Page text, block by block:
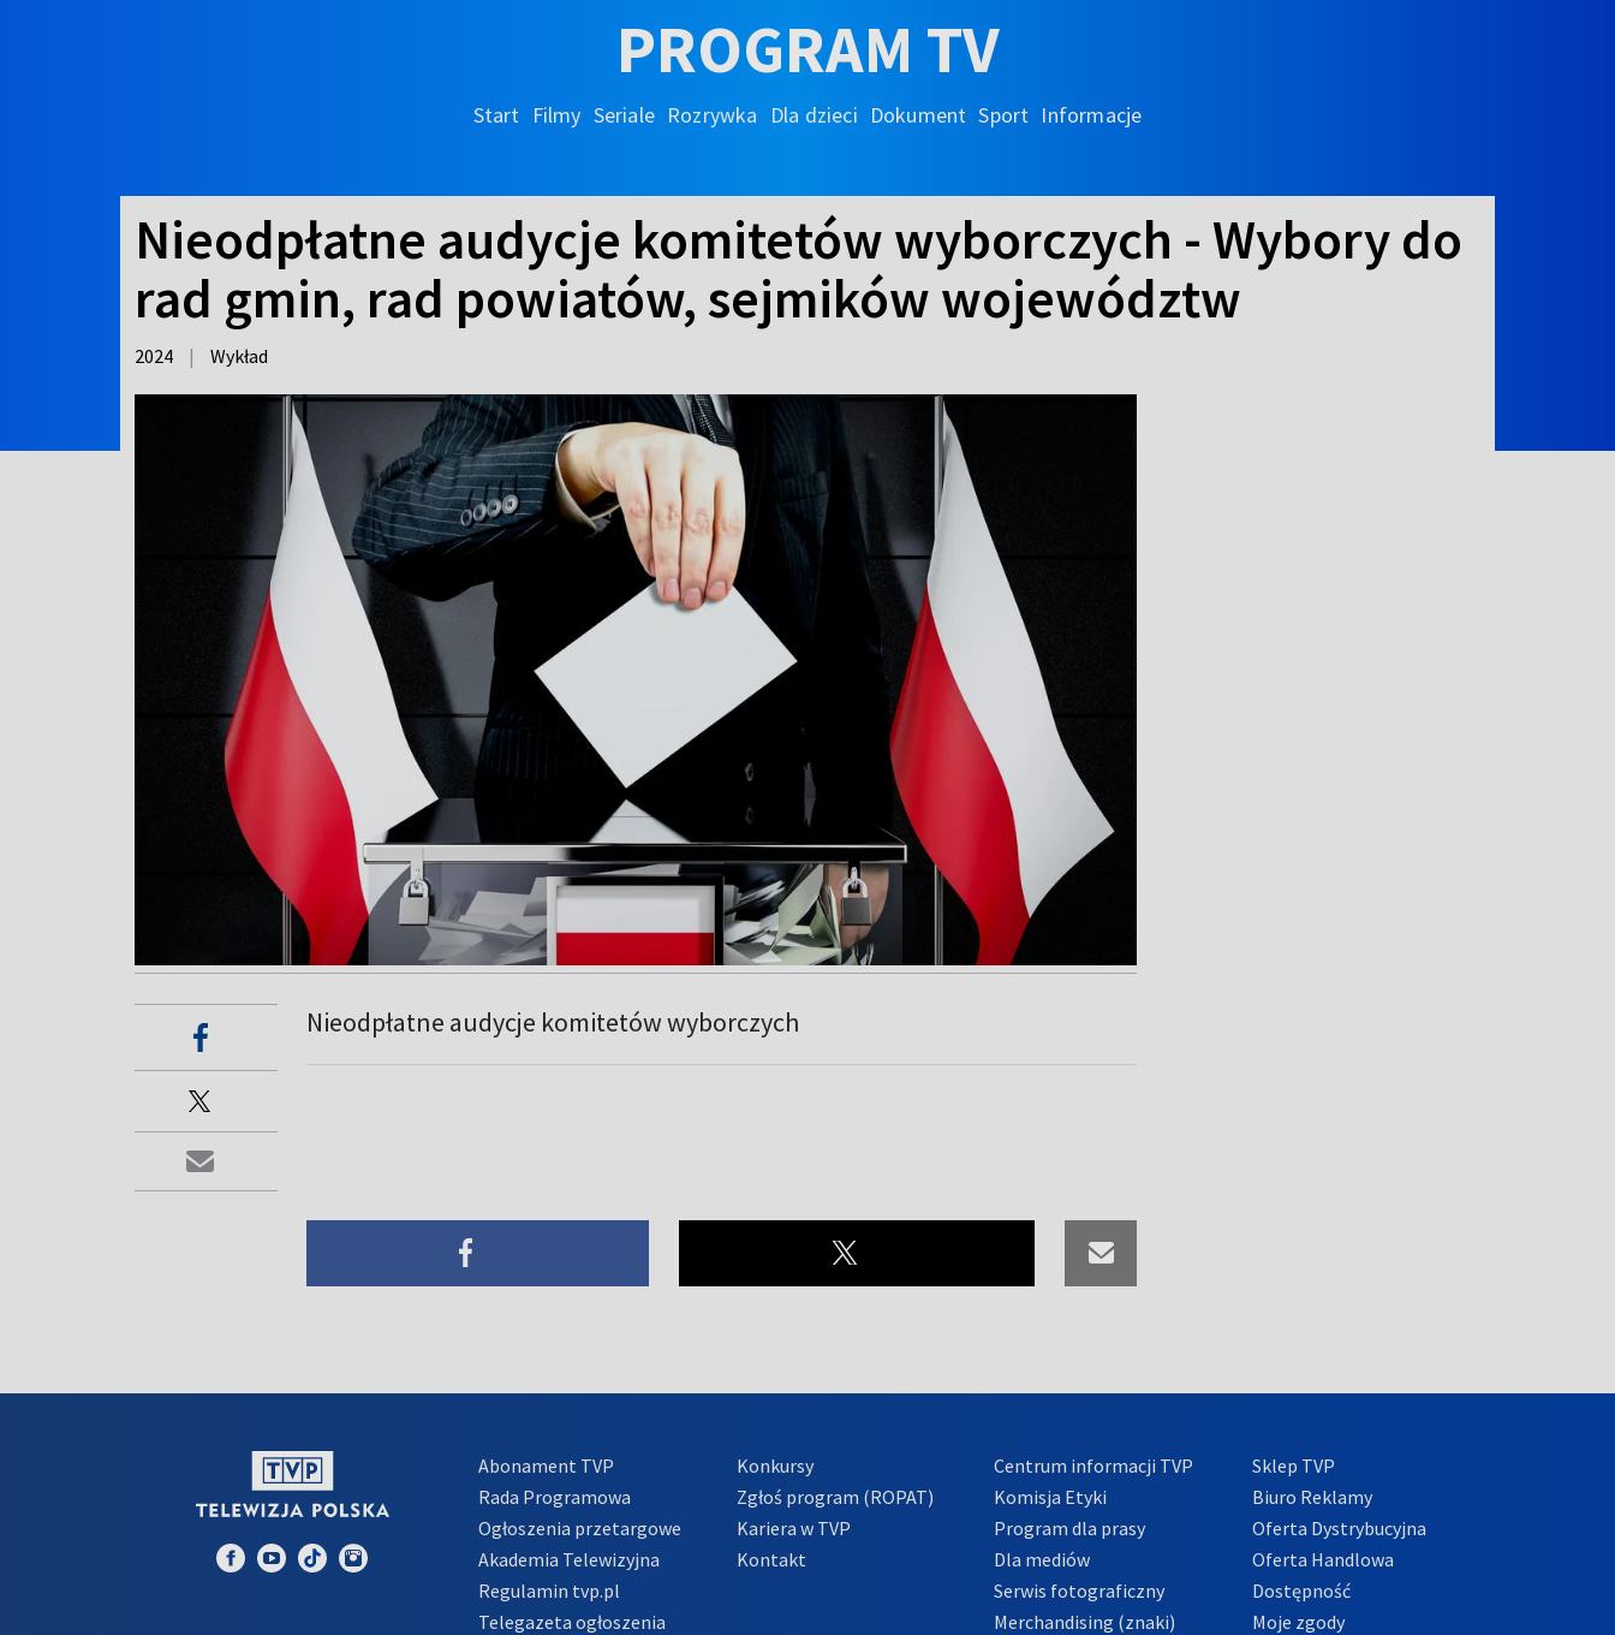
PROGRAM TV
Start Filmy Seriale Rozrywka Dla dzieci Dokument Sport Informacje
Nieodpłatne audycje komitetów wyborczych - Wybory do
rad gmin, rad powiatów, sejmików województw
2024 | Wykład
Nieodpłatne audycje komitetów wyborczych
Abonament TVP
Rada Programowa
Ogłoszenia przetargowe
Akademia Telewizyjna
Regulamin tvp.pl
Telegazeta ogłoszenia
Konkursy
Zgłoś program (ROPAT)
Kariera w TVP
Kontakt
Centrum informacji TVP
Komisja Etyki
Program dla prasy
Dla mediów
Serwis fotograficzny
Merchandising (znaki)
Sklep TVP
Biuro Reklamy
Oferta Dystrybucyjna
Oferta Handlowa
Dostępność
Moje zgody